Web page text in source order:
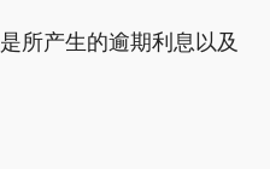
所产生的逾期利息以及